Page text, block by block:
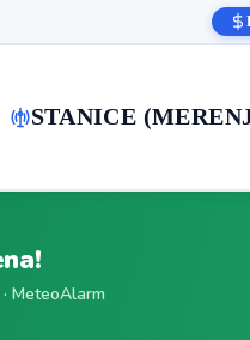
STANICE
MeteoAlarm